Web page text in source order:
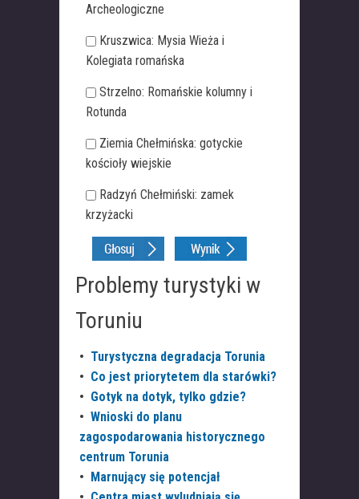
Archeologiczne
Kruszwica: Mysia Wieża i
Kolegiata romańska
Strzelno: Romańskie kolumny i
Rotunda
Ziemia Chełmińska: gotyckie
kościoły wiejskie
Radzyń Chełmiński: zamek
krzyżacki
Problemy turystyki w
Toruniu
• Turystyczna degradacja Torunia
• Co jest priorytetem dla starówki?
• Gotyk na dotyk, tylko gdzie?
• Wnioski do planu
zagospodarowania historycznego
centrum Torunia
• Marnujący się potencjał